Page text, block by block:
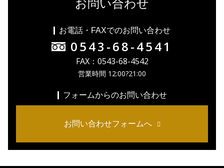
お問い合わせ
お電話・FAXでのお問い合わせ
0543-68-4541
FAX：0543-68-4542
営業時間 12:00?21:00
フォームからのお問い合わせ
お問い合わせフォームへ